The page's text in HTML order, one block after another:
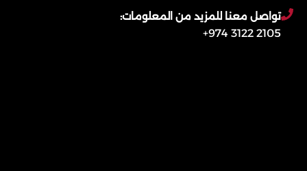
تواصل معنا للمزيد من المعلومات:
2105 3122 974+